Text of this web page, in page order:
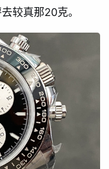
较真那20克。